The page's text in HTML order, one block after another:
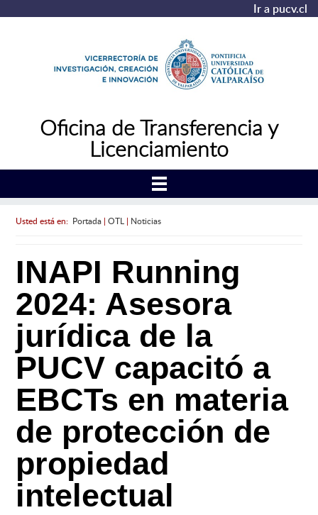
Ir a pucv.cl
Oficina de Transferencia y
Licenciamiento
Usted está en: Portada| OTL | Noticias
INAPI Running
2024: Asesora
jurídica de la
PUCV capacitó a
EBCTs en materia
de protección de
propiedad
intelectual